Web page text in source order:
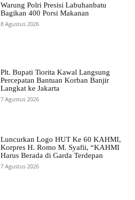
Warung Polri Presisi Labuhanbatu
Bagikan 400 Porsi Makanan
8 Agustus 2026
Plt. Bupati Tiorita Kawal Langsung
Percepatan Bantuan Korban Banjir
Langkat ke Jakarta
7 Agustus 2026
Luncurkan Logo HUT Ke 60 KAHMI,
Korpres H. Romo M. Syafii, “KAHMI
Harus Berada di Garda Terdepan
7 Agustus 2026